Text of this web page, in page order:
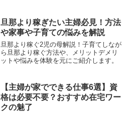
旦那より稼ぎたい主婦必見！方法
や家事や子育ての悩みを解説
旦那より稼ぐ2児の母解説！子育てしなが
ら旦那より稼ぐ方法や、メリットデメリ
ットや悩みを体験を元にご紹介します。
【主婦が家でできる仕事6選】資
格は必要不要？おすすめ在宅ワー
クの魅了